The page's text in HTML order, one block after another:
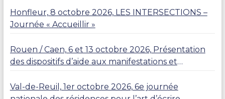
Honfleur, 8 octobre 2026, LES INTERSECTIONS –
Journée « Accueillir »
Rouen / Caen, 6 et 13 octobre 2026, Présentation
des dispositifs d’aide aux manifestations et
Val-de-Reuil, 1er octobre 2026, 6e journée